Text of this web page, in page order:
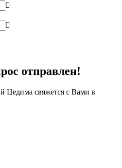


отправлен!
Цедима свяжется с Вами в